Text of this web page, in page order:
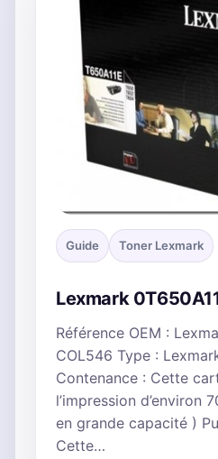
Guide Toner Lexmark
Lexmark
Référence OEM :
COL546 Type :
Contenance : Cette
l’impression d’environ
en grande capacité )
Cette…